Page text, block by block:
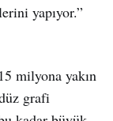
yapıyor.”
milyona yakın
grafi